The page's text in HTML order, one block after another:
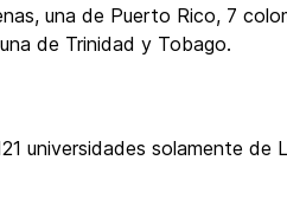
una de Puerto Rico, 7
de Trinidad y Tobago.
universidades solamente